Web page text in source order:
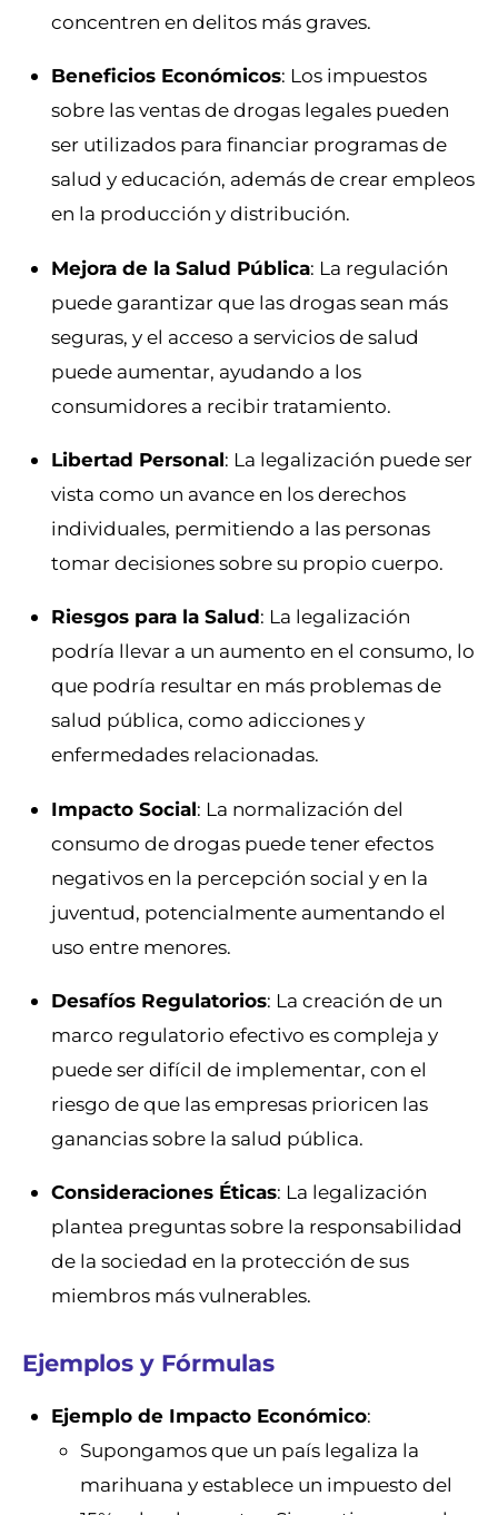
concentren en delitos más graves.
Beneficios Económicos: Los impuestos
sobre las ventas de drogas legales pueden
ser utilizados para financiar programas de
salud y educación, además de crear empleos
en la producción y distribución.
Mejora de la Salud Pública: La regulación
puede garantizar que las drogas sean más
seguras, y el acceso a servicios de salud
puede aumentar, ayudando a los
consumidores a recibir tratamiento.
Libertad Personal: La legalización puede ser
vista como un avance en los derechos
individuales, permitiendo a las personas
tomar decisiones sobre su propio cuerpo.
Riesgos para la Salud: La legalización
podría llevar a un aumento en el consumo, lo
que podría resultar en más problemas de
salud pública, como adicciones y
enfermedades relacionadas.
Impacto Social: La normalización del
consumo de drogas puede tener efectos
negativos en la percepción social y en la
juventud, potencialmente aumentando el
uso entre menores.
Desafíos Regulatorios: La creación de un
marco regulatorio efectivo es compleja y
puede ser difícil de implementar, con el
riesgo de que las empresas prioricen las
ganancias sobre la salud pública.
Consideraciones Éticas: La legalización
plantea preguntas sobre la responsabilidad
de la sociedad en la protección de sus
miembros más vulnerables.
Ejemplos y Fórmulas
Ejemplo de Impacto Económico:
Supongamos que un país legaliza la
marihuana y establece un impuesto del